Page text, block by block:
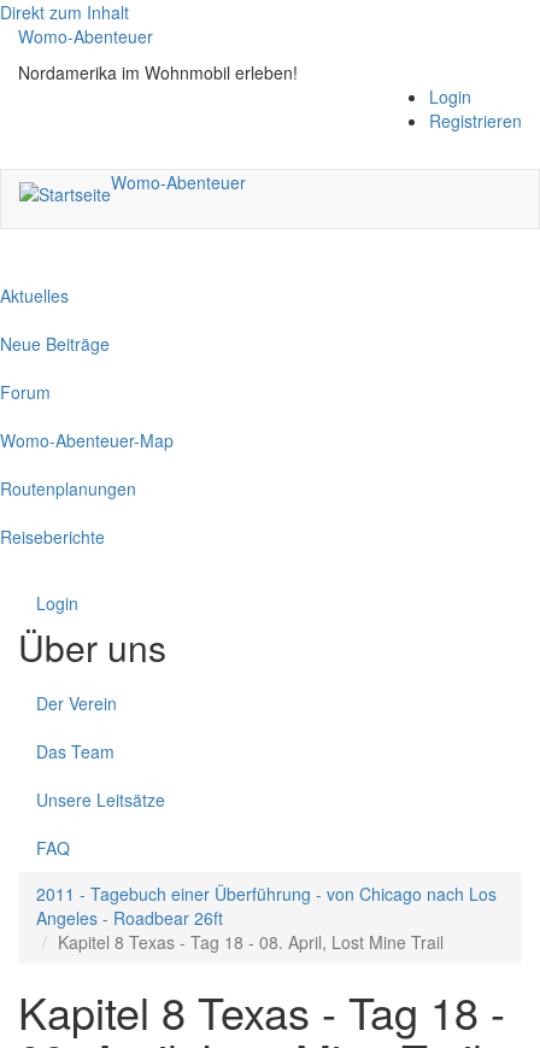
Direkt zum Inhalt
Womo-Abenteuer
Nordamerika im Wohnmobil erleben!
Login
Registrieren
Womo-Abenteuer
Aktuelles
Neue Beiträge
Forum
Womo-Abenteuer-Map
Routenplanungen
Reiseberichte
Login
Über uns
Der Verein
Das Team
Unsere Leitsätze
FAQ
2011 - Tagebuch einer Überführung - von Chicago nach Los
Angeles - Roadbear 26ft
Kapitel 8 Texas - Tag 18 - 08. April, Lost Mine Trail
Kapitel 8 Texas - Tag 18 -